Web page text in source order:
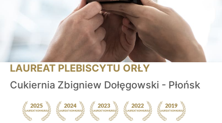
LAUREAT PLEBISCYTU ORŁY
Cukiernia Zbigniew Dołęgowski - Płońsk